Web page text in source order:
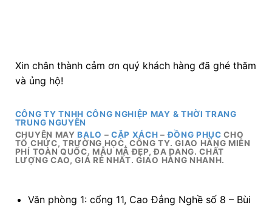
Xin chân thành cảm ơn quý khách hàng đã ghé thăm
và ủng hộ!
CÔNG TY TNHH CÔNG NGHIỆP MAY & THỜI TRANG
TRUNG NGUYÊN
CHUYÊN MAYBALO –CẶP XÁCH –ĐỒNG PHỤC CHO
TỔ CHỨC, TRƯỜNG HỌC, CÔNG TY. GIAO HÀNG MIỄN
PHÍ TOÀN QUỐC. MẪU MÃ ĐẸP, ĐA DANG. CHẤT
LƯỢNG CAO, GIÁ RẺ NHẤT. GIAO HÀNG NHANH.
Văn phòng 1: cổng 11, Cao Đẳng Nghề số 8 – Bùi